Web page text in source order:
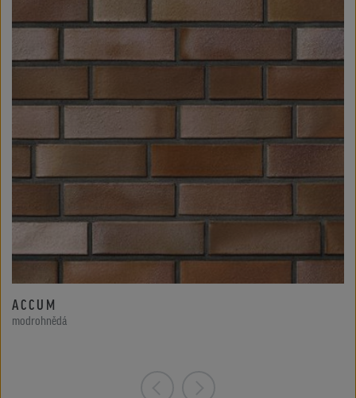
ACCUM
modrohnědá